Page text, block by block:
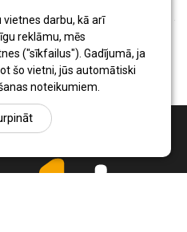
vietnes darbu, kā arī
reklāmu, mēs
("sīkfailus"). Gadījumā, ja
šo vietni, jūs automātiski
noteikumiem.